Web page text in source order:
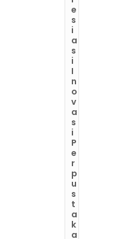
e
s
i
a
s
i
I
n
o
v
a
s
i
P
e
r
p
u
s
t
a
k
a